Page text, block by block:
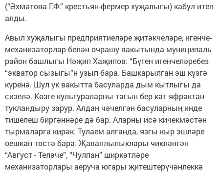
(“Әхмәтова Г.Ф.” крестьян-фермер хуҗалыгы) кабул итеп
алды.
Авыл хуҗалыгы предприятиеләре җитәкчеләре, игенче-
механизаторлар белән очрашу вакытында муниципаль
район башлыгы Нәҗип Хаҗипов: “Бүген игенчеләребез
“экватор сызыгы”н узып бара. Башкарылган эш күзгә
күренә. Шул ук вакытта басуларда дым кытлыгы да
сизелә. Көзге культураларны тагын бер кат яфрактан
тукландыру зарур. Алдан чәчелгән басуларның инде
тишелеш биргәннәре дә бар. Аларны исә кичекмәстән
тырмаларга кирәк. Тулаем алганда, язгы кыр эшләре
оешкан төстә бара. Җаваплылыклары чикләнгән
“Август - Теләче”, “Чулпан” ширкәтләре
механизаторлары аеруча югары җитештерүчәнлеккә